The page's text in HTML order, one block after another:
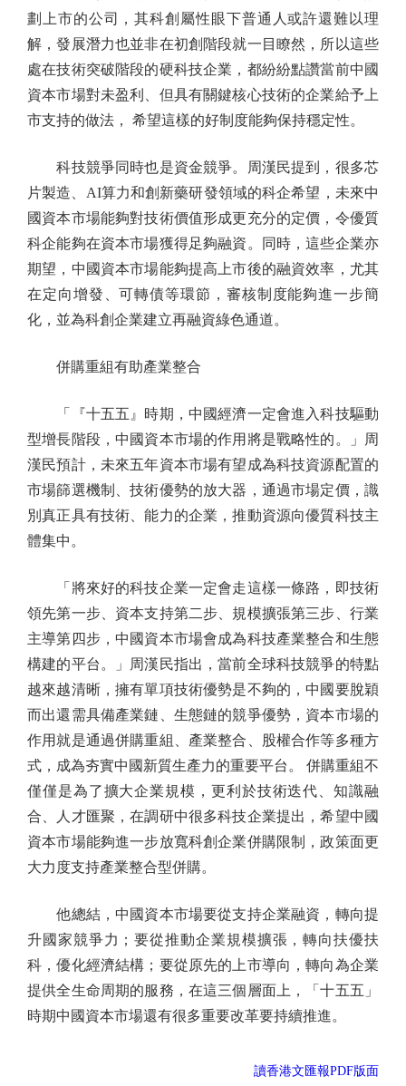
劃上市的公司，其科創屬性眼下普通人或許還難以理
解，發展潛力也並非在初創階段就一目瞭然，所以這些
處在技術突破階段的硬科技企業，都紛紛點讚當前中國
資本市場對未盈利、但具有關鍵核心技術的企業給予上
市支持的做法， 希望這樣的好制度能夠保持穩定性。
科技競爭同時也是資金競爭。周漢民提到，很多芯
片製造、AI算力和創新藥研發領域的科企希望，未來中
國資本市場能夠對技術價值形成更充分的定價，令優質
科企能夠在資本市場獲得足夠融資。同時，這些企業亦
期望，中國資本市場能夠提高上市後的融資效率，尤其
在定向增發、可轉債等環節，審核制度能夠進一步簡
化，並為科創企業建立再融資綠色通道。
併購重組有助產業整合
「『十五五』時期，中國經濟一定會進入科技驅動
型增長階段，中國資本市場的作用將是戰略性的。」周
漢民預計，未來五年資本市場有望成為科技資源配置的
市場篩選機制、技術優勢的放大器，通過市場定價，識
別真正具有技術、能力的企業，推動資源向優質科技主
體集中。
「將來好的科技企業一定會走這樣一條路，即技術
領先第一步、資本支持第二步、規模擴張第三步、行業
主導第四步，中國資本市場會成為科技產業整合和生態
構建的平台。」周漢民指出，當前全球科技競爭的特點
越來越清晰，擁有單項技術優勢是不夠的，中國要脫穎
而出還需具備產業鏈、生態鏈的競爭優勢，資本市場的
作用就是通過併購重組、產業整合、股權合作等多種方
式，成為夯實中國新質生產力的重要平台。 併購重組不
僅僅是為了擴大企業規模，更利於技術迭代、知識融
合、人才匯聚，在調研中很多科技企業提出，希望中國
資本市場能夠進一步放寬科創企業併購限制，政策面更
大力度支持產業整合型併購。
他總結，中國資本市場要從支持企業融資，轉向提
升國家競爭力；要從推動企業規模擴張，轉向扶優扶
科，優化經濟結構；要從原先的上市導向，轉向為企業
提供全生命周期的服務，在這三個層面上，「十五五」
時期中國資本市場還有很多重要改革要持續推進。
讀香港文匯報PDF版面